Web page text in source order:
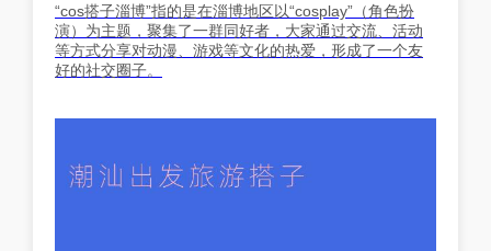
“cos搭子淄博”指的是在淄博地区以“cosplay”（角色扮
演）为主题，聚集了一群同好者，大家通过交流、活动
等方式分享对动漫、游戏等文化的热爱，形成了一个友
好的社交圈子。